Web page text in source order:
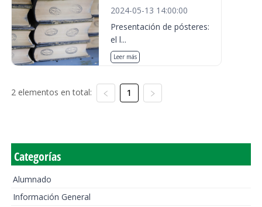
2024-05-13 14:00:00
Presentación de pósteres:
el l...
Leer más
2 elementos en total: 1
Categorías
Alumnado
Información General